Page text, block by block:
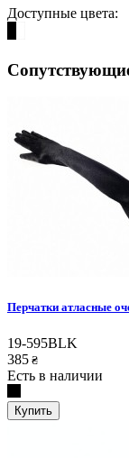
Доступные цвета:
Перчатки атласные
19-595BLK
385 ₴
Есть в наличии
Купить